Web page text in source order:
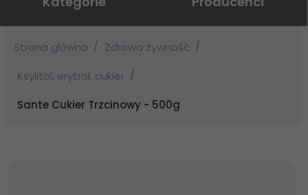
Strona główna
Zdrowa żywność
Ksylitol, erytrol, cukier
Sante Cukier Trzcinowy - 500g